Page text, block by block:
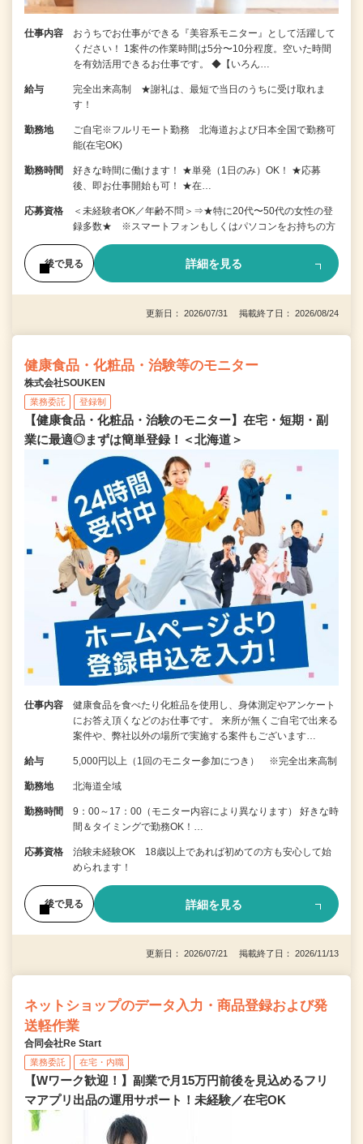
仕事内容
おうちでお仕事ができる『美容系モニター』として活躍して
ください！ 1案件の作業時間は5分〜10分程度。空いた時間
を有効活用できるお仕事です。 ◆【いろん…
給与
完全出来高制 ★謝礼は、最短で当日のうちに受け取れま
す！
勤務地
ご自宅※フルリモート勤務 北海道および日本全国で勤務可
能(在宅OK)
勤務時間
好きな時間に働けます！ ★単発（1日のみ）OK！ ★応募
後、即お仕事開始も可！ ★在…
応募資格
＜未経験者OK／年齢不問＞⇒★特に20代〜50代の女性の登
録多数★ ※スマートフォンもしくはパソコンをお持ちの方
後で見る 詳細を見る
更新日： 2026/07/31 掲載終了日： 2026/08/24
健康食品・化粧品・治験等のモニター
株式会社SOUKEN
業務委託 登録制
【健康食品・化粧品・治験のモニター】在宅・短期・副
業に最適◎まずは簡単登録！＜北海道＞
仕事内容
健康食品を食べたり化粧品を使用し、身体測定やアンケート
にお答え頂くなどのお仕事です。 来所が無くご自宅で出来る
案件や、弊社以外の場所で実施する案件もございます…
給与 5,000円以上（1回のモニター参加につき） ※完全出来高制
勤務地 北海道全域
勤務時間
9：00～17：00（モニター内容により異なります） 好きな時
間＆タイミングで勤務OK！…
応募資格
治験未経験OK 18歳以上であれば初めての方も安心して始
められます！
後で見る 詳細を見る
更新日： 2026/07/21 掲載終了日： 2026/11/13
ネットショップのデータ入力・商品登録および発
送軽作業
合同会社Re Start
業務委託 在宅・内職
【Wワーク歓迎！】副業で月15万円前後を見込めるフリ
マアプリ出品の運用サポート！未経験／在宅OK